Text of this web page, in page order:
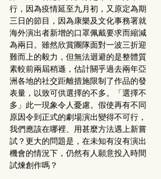
行，因為疫情延至九月初，又原定為期
三日的節目，因為康樂及文化事務署就
海外演出者新增的口罩佩戴要求而縮減
為兩日。雖然欣賞團隊面對一波三折迎
難而上的毅力，但無法迴避的是整體質
素較前兩屆稍遜，估計關乎過去兩年亞
洲各地的社交距離措施限制了作品的發
表量，以致可供選擇的不多。「選擇不
多」此一現象令人憂慮。假使再有不同
原因令到正式的劇場演出變得不可行，
我們應該在哪裡、用甚麼方法遇上新嘗
試？更大的問題是，在未知有沒有演出
機會的情況下，仍然有人願意投入時間
試煉創作嗎？